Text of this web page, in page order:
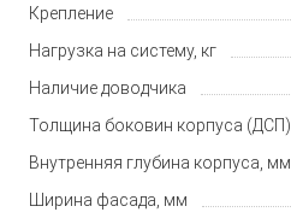
Крепление
Нагрузка на систему, кг
Наличие доводчика
Толщина боковин корпуса (ДСП)
Внутренняя глубина корпуса, мм
Ширина фасада, мм